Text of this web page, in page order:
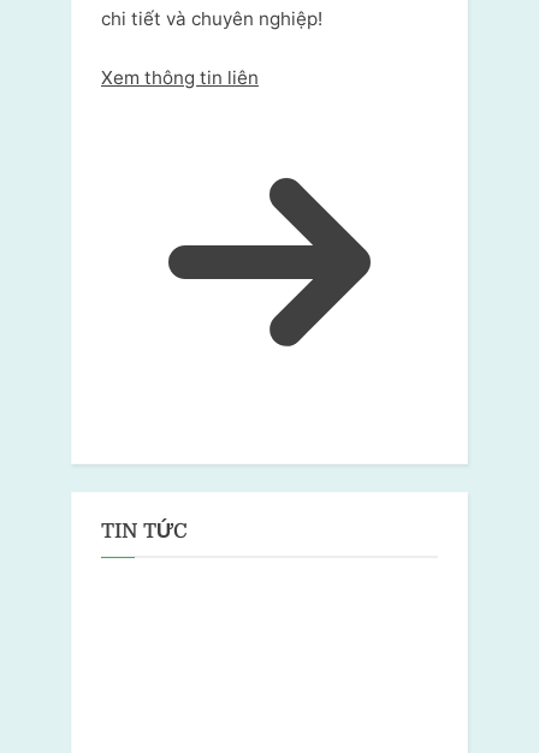
chi tiết và chuyên nghiệp!
Xem thông tin liên
TIN TỨC